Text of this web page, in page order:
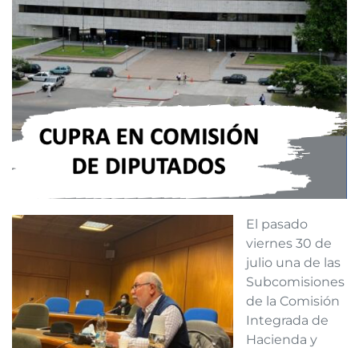
El pasado
viernes 30 de
julio una de las
Subcomisiones
de la Comisión
Integrada de
Hacienda y